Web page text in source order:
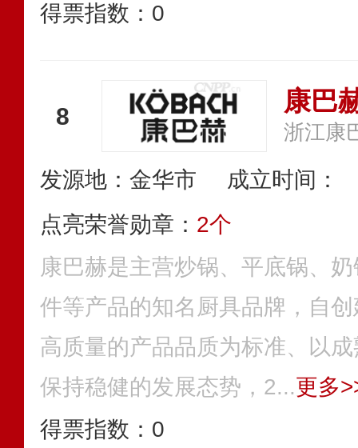
得票指数： 0
8 康巴
浙江康
发源地：金华市
成立时间：
点亮荣誉勋章： 2个
康巴赫是主营炒锅、平底锅、
件等产品的知名厨具品牌，自
高质量的产品品质为标准、以
保持稳健的发展态势，2...更多
得票指数： 0